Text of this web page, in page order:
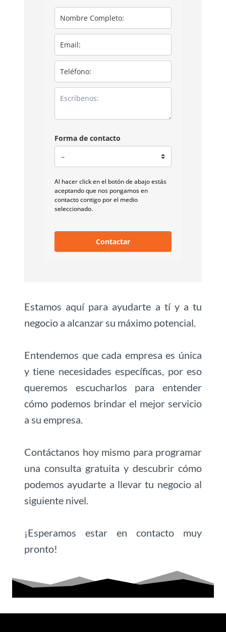
Forma de contacto
Al hacer click en el botón de abajo estás
aceptando que nos pongamos en
contacto contigo por el medio
seleccionado.
Contactar
Estamos aquí para ayudarte a tí y a tu
negocio a alcanzar su máximo potencial.
Entendemos que cada empresa es única
y tiene necesidades específicas, por eso
queremos escucharlos para entender
cómo podemos brindar el mejor servicio
a su empresa.
Contáctanos hoy mismo para programar
una consulta gratuita y descubrir cómo
podemos ayudarte a llevar tu negocio al
siguiente nivel.
¡Esperamos estar en contacto muy
pronto!